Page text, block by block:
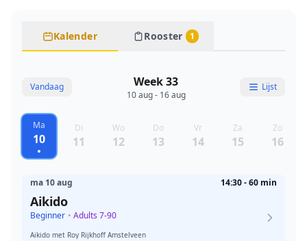
Kalender Rooster 1
Vandaag Week 33
10 aug - 16 aug
Lijst
Ma
10
Di
11
Wo
12
Do
13
Vr
14
Za
15
Zo
16
ma 10 aug 14:30 - 60 min
Aikido
Beginner • Adults 7-90
Aikido met Roy Rijkhoff Amstelveen